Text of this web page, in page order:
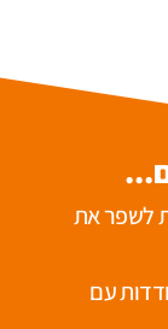
לשפר את
עם